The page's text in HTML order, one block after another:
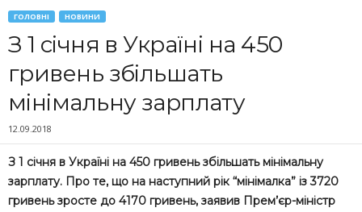
ГОЛОВНІ НОВИНИ
З 1 січня в Україні на 450
гривень збільшать
мінімальну зарплату
12.09.2018
З 1 січня в Україні на 450 гривень збільшать мінімальну
зарплату. Про те, що на наступний рік “мінімалка” із 3720
гривень зросте до 4170 гривень, заявив Прем’єр-міністр